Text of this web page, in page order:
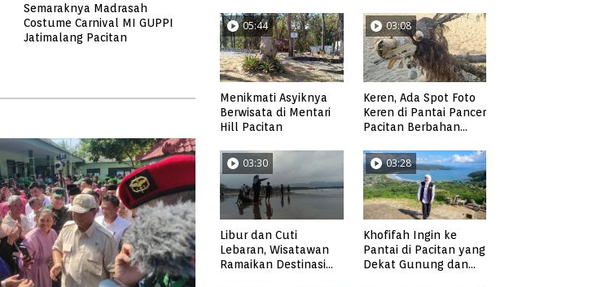
Semaraknya Madrasah
Costume Carnival MI GUPPI
Jatimalang Pacitan
05:44
Menikmati Asyiknya
Berwisata di Mentari
Hill Pacitan
03:08
Keren, Ada Spot Foto
Keren di Pantai Pancer
Pacitan Berbahan
03:30
Libur dan Cuti
Lebaran, Wisatawan
Ramaikan Destinasi
03:28
Khofifah Ingin ke
Pantai di Pacitan yang
Dekat Gunung dan